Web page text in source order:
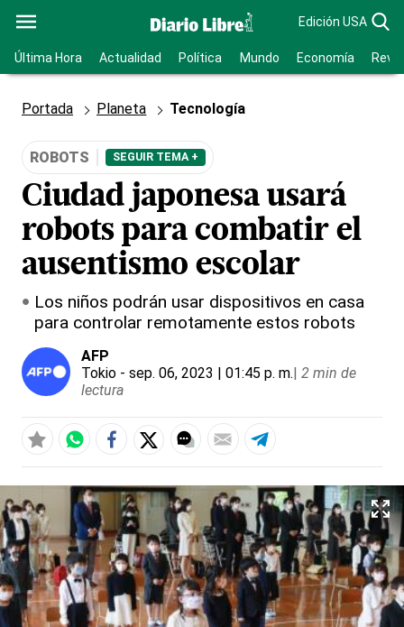
Edición USA
Última Hora Actualidad Política Mundo Economía
Portada Planeta Tecnología
ROBOTS SEGUIR TEMA +
Ciudad japonesa usará
robots para combatir el
ausentismo escolar
Los niños podrán usar dispositivos en casa
para controlar remotamente estos robots
AFP
Tokio - sep. 06, 2023 | 01:45 p. m.| 2 min de
lectura